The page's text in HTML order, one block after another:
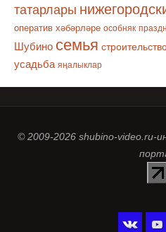
татарлары
оператив хәбәрләре особняк
Шубино семья
усадьба яңалыклар
© 2009-2026 shubino-